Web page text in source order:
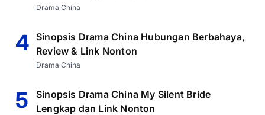
Drama China
4 Sinopsis Drama China Hubungan Berbahaya,
Review & Link Nonton
Drama China
5
Sinopsis Drama China My Silent Bride
Lengkap dan Link Nonton